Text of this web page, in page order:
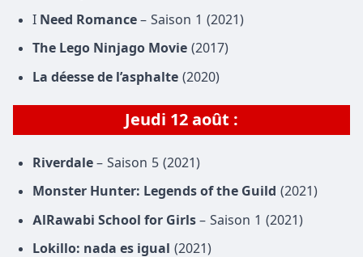
I Need Romance – Saison 1 (2021)
The Lego Ninjago Movie (2017)
La déesse de l’asphalte (2020)
Jeudi 12 août :
Riverdale – Saison 5 (2021)
Monster Hunter: Legends of the Guild (2021)
AlRawabi School for Girls – Saison 1 (2021)
Lokillo: nada es igual (2021)